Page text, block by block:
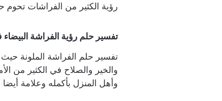
رؤية الكثير من الفراشات
تفسير حلم رؤية الفراشة البيضاء
تفسير حلم الفراشة الملونة
والخير والصلاح في الكثير من
وأهل المنزل بأكمله وعلامة